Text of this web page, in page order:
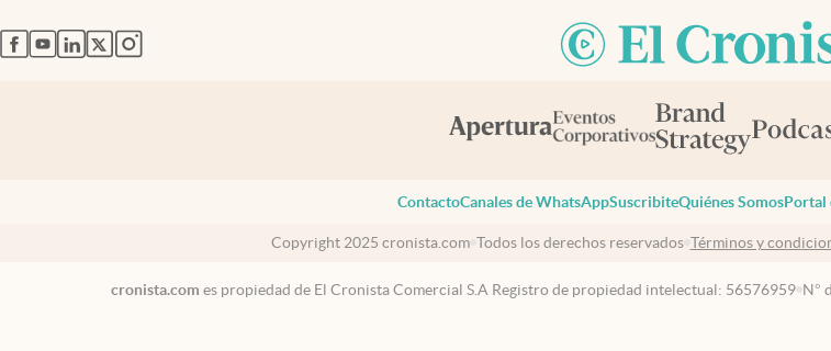
abre en nueva pestaña
abre en nueva pestaña
abre en nueva pestaña
abre en nueva pestaña
abre en nueva pestaña
ContactoCanales de WhatsAppSuscribiteQuiénes SomosPortal
Copyright 2025 cronista.com Todos los derechos reservados Términos y
cronista.com es propiedad de El Cronista Comercial S.A Registro de propiedad intelectual: 56576959 N°